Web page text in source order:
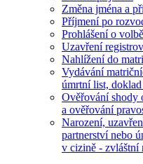
Změna jména a
Příjmení po
Prohlášení o
Uzavření
Nahlížení do
Vydávání
úmrtní list,
Ověřování shody
a ověřování
Narození,
partnerství nebo
v cizině - zvláštní